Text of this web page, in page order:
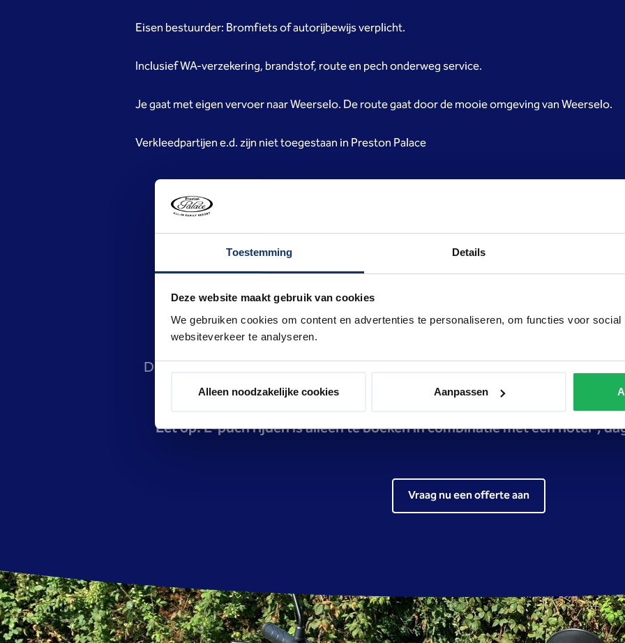
Toestemming Details
Deze website maakt gebruik van cookies
We gebruiken cookies om content en advertenties te personaliseren, om functies voor
websiteverkeer te analyseren.
Alleen noodzakelijke cookies Aanpassen
Eisen bestuurder: Bromfiets of autorijbewijs verplicht.
Inclusief WA-verzekering, brandstof, route en pech onderweg service.
Je gaat met eigen vervoer naar Weerselo. De route gaat door de mooie omgeving van Weerselo.
Verkleedpartijen e.d. zijn niet toegestaan in Preston Palace
Makkelijk en snel geregeld
Dit arrangement is uitsluitend te reserveren via afdeling Reserveringen:
Of vraag een offerte aan via de onderstaande link!
Let op: E-puch rijden is alleen te boeken in combinatie met een hotel-,
Vraag nu een offerte aan